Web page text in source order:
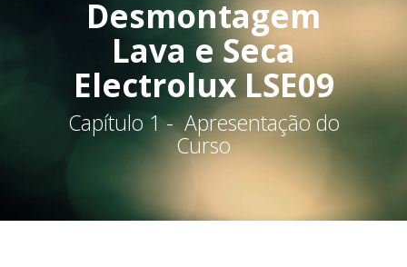
Desmontagem
Lava e Seca
Electrolux LSE09
Capítulo 1 - Apresentação do
Curso